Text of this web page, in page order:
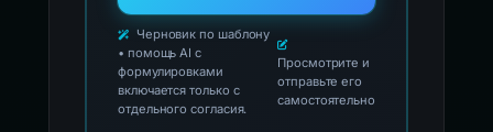
Черновик по шаблону
• помощь AI с
формулировками
включается только с
отдельного согласия.
Просмотрите и
отправьте его
самостоятельно